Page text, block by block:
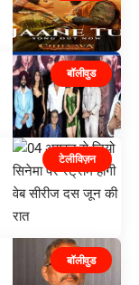
बॉलीवुड
टेलीविज़न
बॉलीवुड